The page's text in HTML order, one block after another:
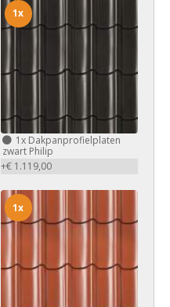
1xDakpanprofielplaten
zwart Philip
+€ 1.119,00
1x
1x